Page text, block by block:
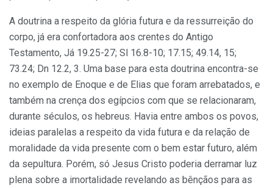
A doutrina a respeito da glória futura e da ressurreição do
corpo, já era confortadora aos crentes do Antigo
Testamento, Já 19.25-27; Sl 16.8-10; 17.15; 49.14, 15;
73.24; Dn 12.2, 3. Uma base para esta doutrina encontra-se
no exemplo de Enoque e de Elias que foram arrebatados, e
também na crença dos egípcios com que se relacionaram,
durante séculos, os hebreus. Havia entre ambos os povos,
ideias paralelas a respeito da vida futura e da relação de
moralidade da vi­da presente com o bem estar futuro, além
da sepultura. Porém, só Jesus Cristo poderia derramar luz
plena sobre a imortalidade revelando as bênçãos para as